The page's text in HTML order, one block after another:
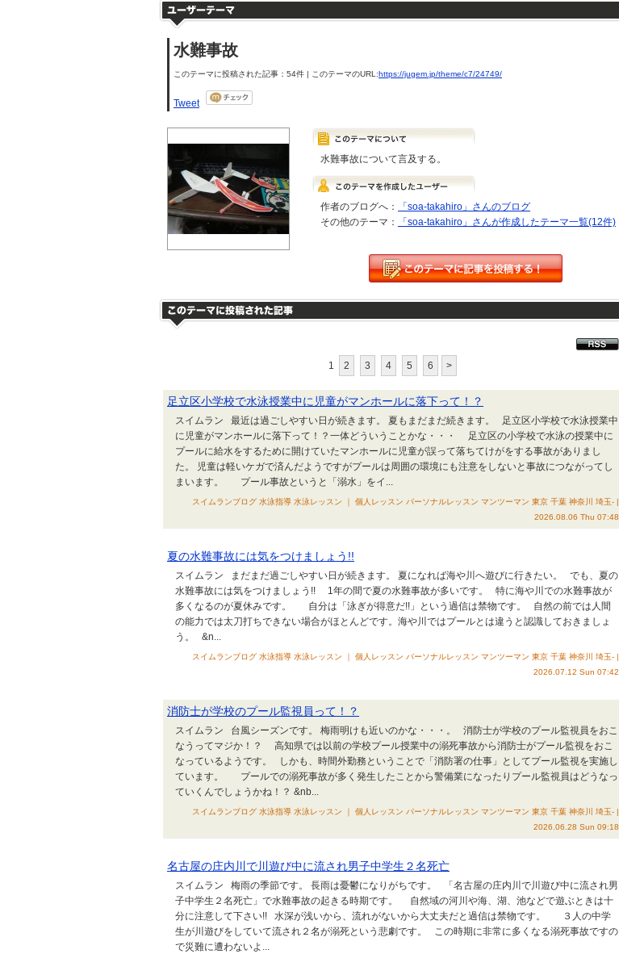
水難事故
このテーマに投稿された記事：54件 | このテーマのURL:https://jugem.jp/theme/c7/24749/
Tweet
水難事故について言及する。
作者のブログへ：
「soa-takahiro」さんのブログ
その他のテーマ：
「soa-takahiro」さんが作成したテーマ一覧(12件)
1 2 3 4 5 6 >
足立区小学校で水泳授業中に児童がマンホールに落下って！？
スイムラン 最近は過ごしやすい日が続きます。 夏もまだまだ続きます。 足立区小学校で水泳授業中
に児童がマンホールに落下って！？一体どういうことかな・・・ 足立区の小学校で水泳の授業中に
プールに給水をするために開けていたマンホールに児童が誤って落ちてけがをする事故がありまし
た。 児童は軽いケガで済んだようですがプールは周囲の環境にも注意をしないと事故につながってし
まいます。 プール事故というと「溺水」をイ...
スイムランブログ 水泳指導 水泳レッスン ｜ 個人レッスン パーソナルレッスン マンツーマン 東京 千葉 神奈川 埼玉- |
2026.08.06 Thu 07:48
夏の水難事故には気をつけましょう!!
スイムラン まだまだ過ごしやすい日が続きます。 夏になれば海や川へ遊びに行きたい。 でも、夏の
水難事故には気をつけましょう!! 1年の間で夏の水難事故が多いです。 特に海や川での水難事故が
多くなるのが夏休みです。 自分は「泳ぎが得意だ!!」という過信は禁物です。 自然の前では人間
の能力では太刀打ちできない場合がほとんどです。海や川ではプールとは違うと認識しておきましょ
う。 &n...
スイムランブログ 水泳指導 水泳レッスン ｜ 個人レッスン パーソナルレッスン マンツーマン 東京 千葉 神奈川 埼玉- |
2026.07.12 Sun 07:42
消防士が学校のプール監視員って！？
スイムラン 台風シーズンです。 梅雨明けも近いのかな・・・。 消防士が学校のプール監視員をおこ
なうってマジか！？ 高知県では以前の学校プール授業中の溺死事故から消防士がプール監視をおこ
なっているようです。 しかも、時間外勤務ということで「消防署の仕事」としてプール監視を実施し
ています。 プールでの溺死事故が多く発生したことから警備業になったりプール監視員はどうなっ
ていくんでしょうかね！？ &nb...
スイムランブログ 水泳指導 水泳レッスン ｜ 個人レッスン パーソナルレッスン マンツーマン 東京 千葉 神奈川 埼玉- |
2026.06.28 Sun 09:18
名古屋の庄内川で川遊び中に流され男子中学生２名死亡
スイムラン 梅雨の季節です。 長雨は憂鬱になりがちです。 「名古屋の庄内川で川遊び中に流され男
子中学生２名死亡」で水難事故の起きる時期です。 自然域の河川や海、湖、池などで遊ぶときは十
分に注意して下さい!! 水深が浅いから、流れがないから大丈夫だと過信は禁物です。 ３人の中学
生が川遊びをしていて流され２名が溺死という悲劇です。 この時期に非常に多くなる溺死事故ですの
で災難に遭わないよ...